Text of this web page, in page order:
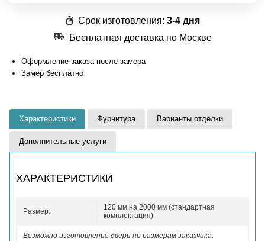
Срок изготовления: 3-4 дня
Бесплатная доставка по Москве
Оформление заказа после замера
Замер бесплатно
Характеристики Фурнитура Варианты отделки
Дополнительные услуги
ХАРАКТЕРИСТИКИ
Размер:
120 мм на 2000 мм (стандартная
комплектация)
Возможно изготовление двери по размерам заказчика.